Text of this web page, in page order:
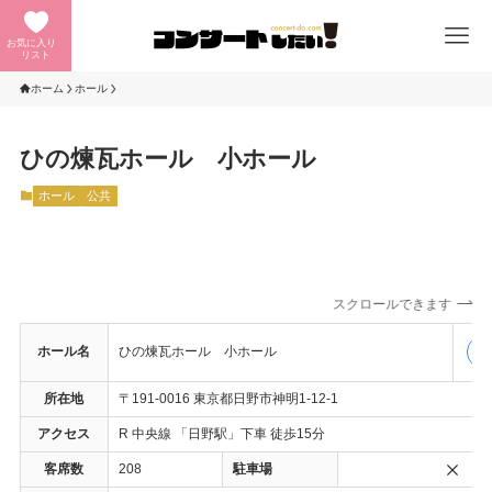
お気に入り
リスト
ホーム ホール
ひの煉瓦ホール 小ホール
ホール 公共
スクロールできます
ホール名 ひの煉瓦ホール 小ホール
所在地 〒191-0016 東京都日野市神明1-12-1
アクセス R 中央線 「日野駅」下車 徒歩15分
客席数 208 駐車場